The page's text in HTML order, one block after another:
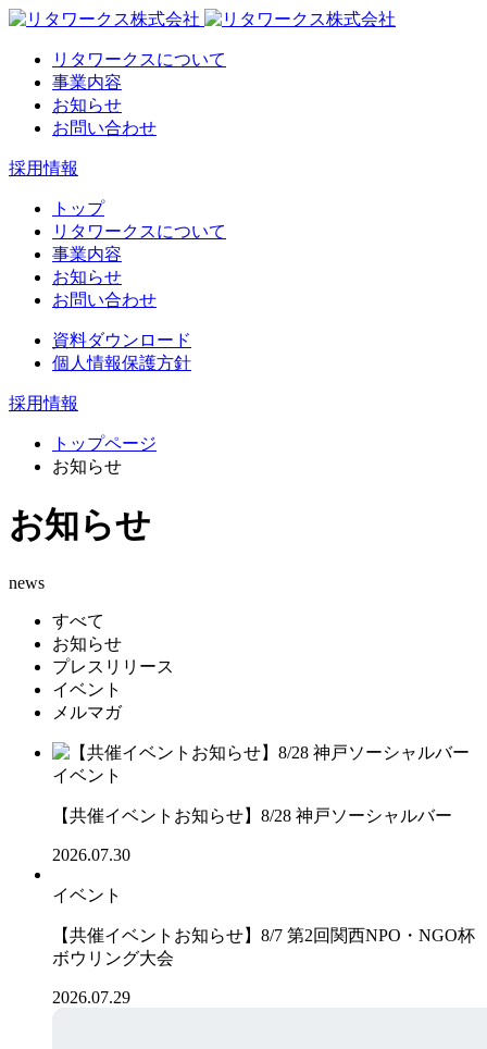
リタワークスについて
事業内容
お知らせ
お問い合わせ
採用情報
トップ
リタワークスについて
事業内容
お知らせ
お問い合わせ
資料ダウンロード
個人情報保護方針
採用情報
トップページ
お知らせ
お知らせ
news
すべて
お知らせ
プレスリリース
イベント
メルマガ
イベント
【共催イベントお知らせ】8/28 神戸ソーシャルバー
2026.07.30
イベント
【共催イベントお知らせ】8/7 第2回関西NPO・NGO杯
ボウリング大会
2026.07.29